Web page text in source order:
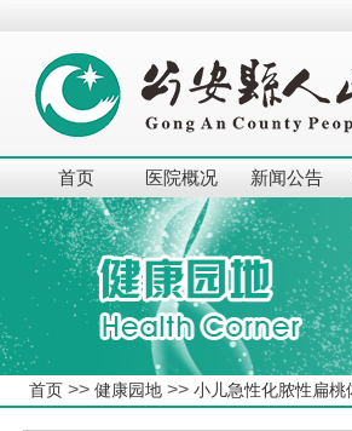
首页 医院概况 新闻公告
首页 >> 健康园地 >> 小儿急性化脓性扁桃